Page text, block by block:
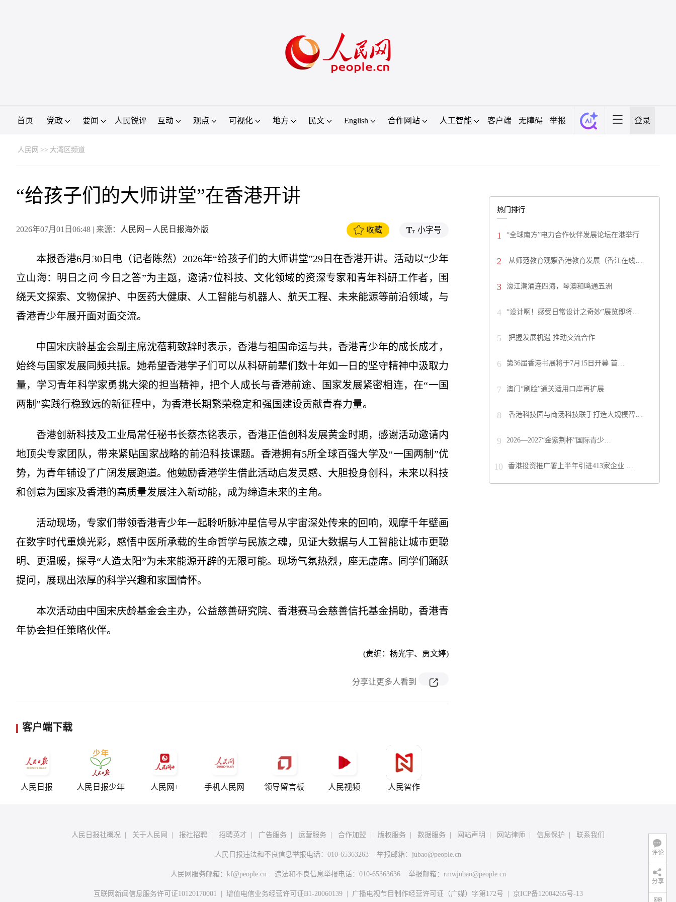
首页 党政 要闻 人民锐评 互动 观点 可视化 地方 民文 English 合作网站 人工智能 客户端 无障碍 举报 登录
人民网 >> 大湾区频道
“给孩子们的大师讲堂”在香港开讲
2026年07月01日06:48 | 来源： 人民网－人民日报海外版 收藏 小字号
本报香港6月30日电（记者陈然）2026年“给孩子们的大师讲堂”29日在香港开讲。活动以“少年
立山海：明日之问 今日之答”为主题，邀请7位科技、文化领域的资深专家和青年科研工作者，围
绕天文探索、文物保护、中医药大健康、人工智能与机器人、航天工程、未来能源等前沿领域，与
香港青少年展开面对面交流。
中国宋庆龄基金会副主席沈蓓莉致辞时表示，香港与祖国命运与共，香港青少年的成长成才，
始终与国家发展同频共振。她希望香港学子们可以从科研前辈们数十年如一日的坚守精神中汲取力
量，学习青年科学家勇挑大梁的担当精神，把个人成长与香港前途、国家发展紧密相连，在“一国
两制”实践行稳致远的新征程中，为香港长期繁荣稳定和强国建设贡献青春力量。
香港创新科技及工业局常任秘书长蔡杰铭表示，香港正值创科发展黄金时期，感谢活动邀请内
地顶尖专家团队，带来紧贴国家战略的前沿科技课题。香港拥有5所全球百强大学及“一国两制”优
势，为青年铺设了广阔发展跑道。他勉励香港学生借此活动启发灵感、大胆投身创科，未来以科技
和创意为国家及香港的高质量发展注入新动能，成为缔造未来的主角。
活动现场，专家们带领香港青少年一起聆听脉冲星信号从宇宙深处传来的回响，观摩千年壁画
在数字时代重焕光彩，感悟中医所承载的生命哲学与民族之魂，见证大数据与人工智能让城市更聪
明、更温暖，探寻“人造太阳”为未来能源开辟的无限可能。现场气氛热烈，座无虚席。同学们踊跃
提问，展现出浓厚的科学兴趣和家国情怀。
本次活动由中国宋庆龄基金会主办，公益慈善研究院、香港赛马会慈善信托基金捐助，香港青
年协会担任策略伙伴。
(责编：杨光宇、贾文婷)
分享让更多人看到
客户端下载
人民日报 人民日报少年 人民网+ 手机人民网 领导留言板 人民视频 人民智作
热门排行
1 “全球南方”电力合作伙伴发展论坛在港举行
2 从师范教育观察香港教育发展（香江在线…
3 濠江潮涌连四海，琴澳和鸣通五洲
4 “设计啊！感受日常设计之奇妙”展览即将…
5 把握发展机遇 推动交流合作
6 第36届香港书展将于7月15日开幕 首…
7 澳门“刷脸”通关适用口岸再扩展
8 香港科技园与商汤科技联手打造大规模智…
9 2026—2027“金紫荆杯”国际青少…
10 香港投资推广署上半年引进413家企业 …
人民日报社概况 关于人民网 报社招聘 招聘英才 广告服务 运营服务 合作加盟 版权服务 数据服务 网站声明 网站律师 信息保护 联系我们
人民日报违法和不良信息举报电话：010-65363263 举报邮箱： jubao@people.cn
人民网服务邮箱： kf@people.cn违法和不良信息举报电话：010-65363636 举报邮箱： rmwjubao@people.cn
互联网新闻信息服务许可证10120170001 增值电信业务经营许可证B1-20060139| 广播电视节目制作经营许可证（广媒）字第172号 京ICP备12004265号-13
评论
分享